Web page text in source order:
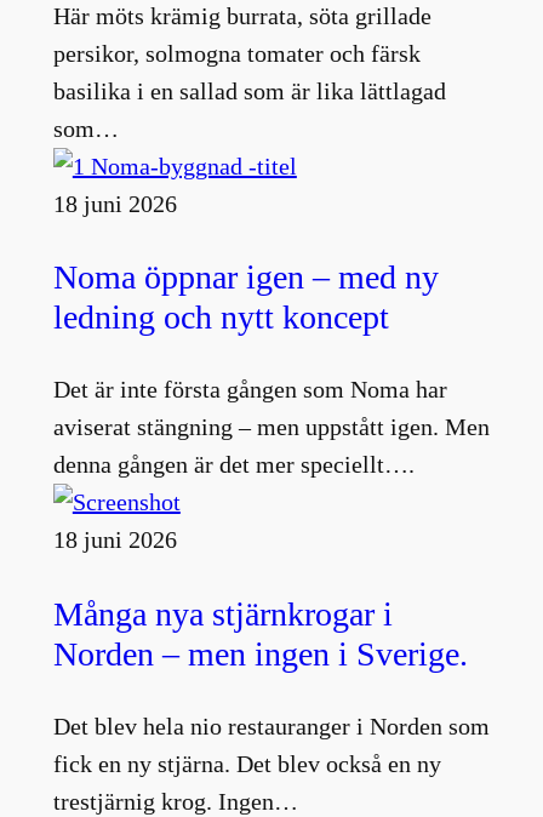
Här möts krämig burrata, söta grillade
persikor, solmogna tomater och färsk
basilika i en sallad som är lika lättlagad
som…
18 juni 2026
Noma öppnar igen – med ny
ledning och nytt koncept
Det är inte första gången som Noma har
aviserat stängning – men uppstått igen. Men
denna gången är det mer speciellt….
18 juni 2026
Många nya stjärnkrogar i
Norden – men ingen i Sverige.
Det blev hela nio restauranger i Norden som
fick en ny stjärna. Det blev också en ny
trestjärnig krog. Ingen…